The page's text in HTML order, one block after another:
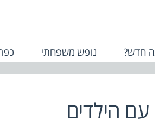
חדש? נופש משפחתי
הילדים